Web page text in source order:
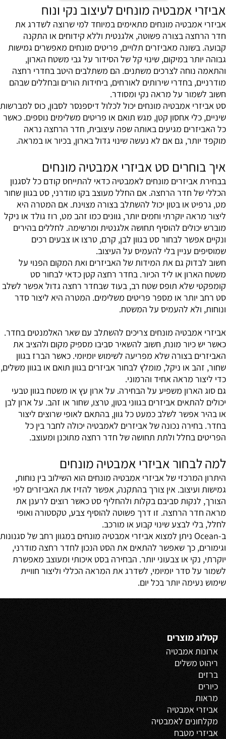
אביזרי אמבטיה מונחים לעיצוב נקי ונוח
אביזרי אמבטיה מונחים מתאימים במיוחד למי שרוצה לשדרג את
חדר הרחצה בצורה פשוטה, אלגנטית וללא קידוחים או התקנה
קבועה. בשונה מאביזרים תלויים, פריטים מונחים מאפשרים גמישות
גבוהה יותר במיקום, שינוי קל של הסידור על גבי משטח הארון,
והתאמה נוחה לצרכים משתנים. הם משתלבים היטב בחדרי רחצה
מודרניים, בחדרי שירותים לאורחים, ביחידות הורים ובחללים שבהם
חשוב לשמור על מראה נקי ומסודר.
סט אביזרי אמבטיה מונחים יכול לכלול דיספנסר לסבון, כוס למברשות
שיניים, כלי אחסון קטן, מגש תואם או פריטים משלימים נוספים. כאשר
כל האביזרים מגיעים באותה שפה עיצובית, חדר הרחצה נראה
מוקפד יותר, גם אם לא נעשה שינוי גדול בארון, בכיור או במראה.
איך בוחרים סט אביזרי אמבטיה מונחים
בבחירת אביזרים מונחים לאמבטיה כדאי להתייחס קודם כל לסגנון
הכללי של חדר הרחצה. אם החלל מעוצב בקו מודרני, סט בגוון שחור
מט, גרפיט או בטון יכול להשתלב בצורה מצוינת. אם המטרה היא
ליצור מראה יוקרתי וחמים יותר, גוונים כמו זהב מט, רוז גולד או ניקל
מוברש יכולים להוסיף תחושה אלגנטית ומרשימה. לחללים בהירים
ונקיים אפשר לבחור סט בגוון לבן, קרם, טרצו או צבעים רכים
שמוסיפים עניין בלי להעמיס על העיצוב.
חשוב לבדוק גם את המידות של האביזרים ואת המקום הפנוי על
משטח הארון או ליד הכיור. בחדר רחצה קטן כדאי לבחור סט
קומפקטי שלא תופס שטח רב, בעוד שבחדר רחצה גדול אפשר לשלב
סט רחב יותר או מספר פריטים משלימים. המטרה היא ליצור סדר
ונוחות, ולא להעמיס על המשטח.
אביזרי אמבטיה מונחים צריכים להשתלב עם שאר האלמנטים בחדר.
כאשר יש כיור מונח, חשוב להשאיר סביבו מספיק מקום ולהציב את
האביזרים בצורה שלא מפריעה לשימוש יומיומי. כאשר הברז בגוון
שחור, זהב או ניקל, מומלץ לבחור אביזרים בגוון תואם או בגוון משלים,
כדי ליצור מראה אחיד והרמוני.
גם סוג הארון משפיע על הבחירה. על ארון עץ או משטח בגוון טבעי
יכולים להתאים אביזרים בגווני בטון, טרצו, שחור או זהב. על ארון לבן
או בהיר אפשר לשלב כמעט כל גוון, בהתאם לאופי שרוצים ליצור
בחדר. בחירה נכונה של אביזרים לאמבטיה יכולה לחבר בין כל
הפריטים בחלל ולתת תחושה של חדר רחצה מתוכנן ומעוצב.
למה לבחור אביזרי אמבטיה מונחים
היתרון המרכזי של אביזרי אמבטיה מונחים הוא השילוב בין נוחות,
גמישות ועיצוב. אין צורך בהתקנה, אפשר להזיז את האביזרים לפי
הצורך, לנקות סביבם בקלות ולהחליף סט כאשר רוצים לרענן את
מראה חדר הרחצה. זו דרך פשוטה להוסיף צבע, טקסטורה ואופי
לחלל, בלי לבצע שינוי קבוע או מורכב.
ב-Ocean ניתן למצוא אביזרי אמבטיה מונחים במגוון רחב של סגנונות
וגימורים, כך שאפשר להתאים את הסט הנכון לחדר רחצה מודרני,
יוקרתי, נקי או צבעוני יותר. הבחירה בסט איכותי ומעוצב מאפשרת
לשמור על סדר יומיומי, לשדרג את המראה הכללי וליצור חוויית
שימוש נעימה יותר בכל יום.
קטלוג מוצרים
ארונות אמבטיה
ריהוט משלים
ברזים
כיורים
מראות
אביזרי אמבטיה
מקלחונים לאמבטיה
אביזרי מטבח